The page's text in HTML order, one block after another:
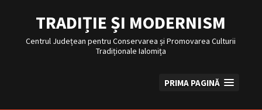
conținut
TRADIȚIE ȘI MODERNISM
Centrul Județean pentru Conservarea și Promovarea Culturii
Tradiționale Ialomița
PRIMA PAGINĂ